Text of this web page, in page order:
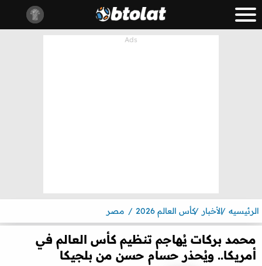
الرئيسيه الأخبار كأس العالم 2026 مصر
محمد بركات يُهاجم تنظيم كأس العالم في
أمريكا.. ويُحذر حسام حسن من بلجيكا